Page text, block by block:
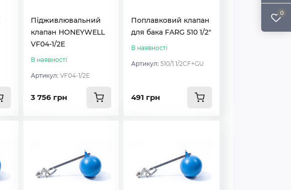
0
Підживлювальний
клапан HONEYWELL
VF04-1/2E
В наявності
Артикул: VF04-1/2E
3 756 грн
Поплавковий клапан
для бака FARG 510 1/2″
В наявності
Артикул:510/1.1/2CF+GU
491 грн